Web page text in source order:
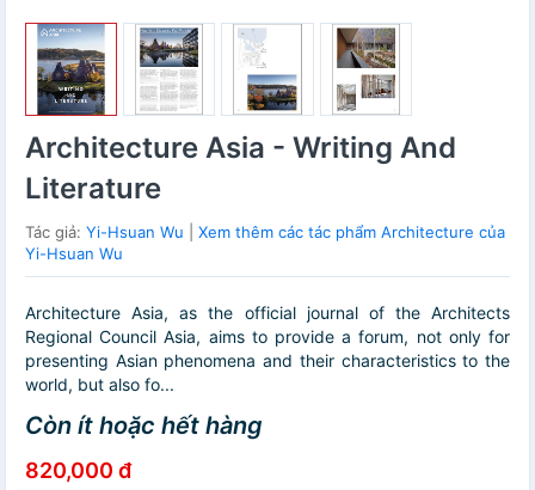
Architecture Asia - Writing And
Literature
Tác giả: Yi-Hsuan Wu
Xem thêm các tác phẩm Architecture của
Yi-Hsuan Wu
Architecture Asia, as the official journal of the Architects
Regional Council Asia, aims to provide a forum, not only for
presenting Asian phenomena and their characteristics to the
world, but also fo...
Còn ít hoặc hết hàng
820,000 đ